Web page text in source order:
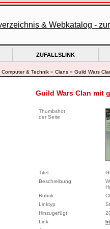
ZUFALLSLINK
Computer & Technik» Clans» Guild Wars
Guild Wars Clan mit
Thumbshot
der Seite
Titel
Beschreibung
Rubrik
Linktyp
Hinzugefügt
Link